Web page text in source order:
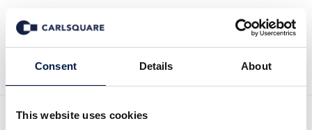
Consent Details About
This website uses cookies
Tillbaka till Nyheter